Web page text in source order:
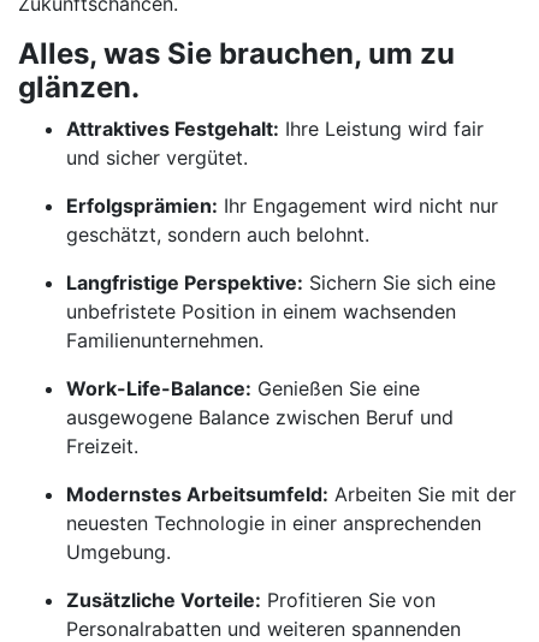
Alles, was Sie brauchen, um zu
glänzen.
Attraktives Festgehalt: Ihre Leistung wird fair
und sicher vergütet.
Erfolgsprämien: Ihr Engagement wird nicht nur
geschätzt, sondern auch belohnt.
Langfristige Perspektive: Sichern Sie sich eine
unbefristete Position in einem wachsenden
Familienunternehmen.
Work-Life-Balance: Genießen Sie eine
ausgewogene Balance zwischen Beruf und
Freizeit.
Modernstes Arbeitsumfeld: Arbeiten Sie mit der
neuesten Technologie in einer ansprechenden
Umgebung.
Zusätzliche Vorteile: Profitieren Sie von
Personalrabatten und weiteren spannenden